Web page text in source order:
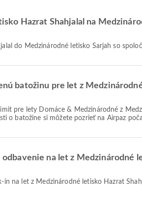
Hazrat Shahjalal na
do Medzinárodné letisko Šarjah so
batožinu pre let z
o batožine si môžete pozrieť na Airpaz
na let z Medzinárodné